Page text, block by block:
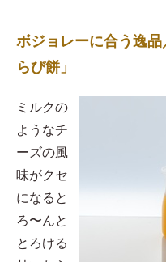
ボジョレーに合う逸
らび餅」
​ミルクの
ようなチ
ーズの風
味がクセ
になると
ろ〜んと
とろける